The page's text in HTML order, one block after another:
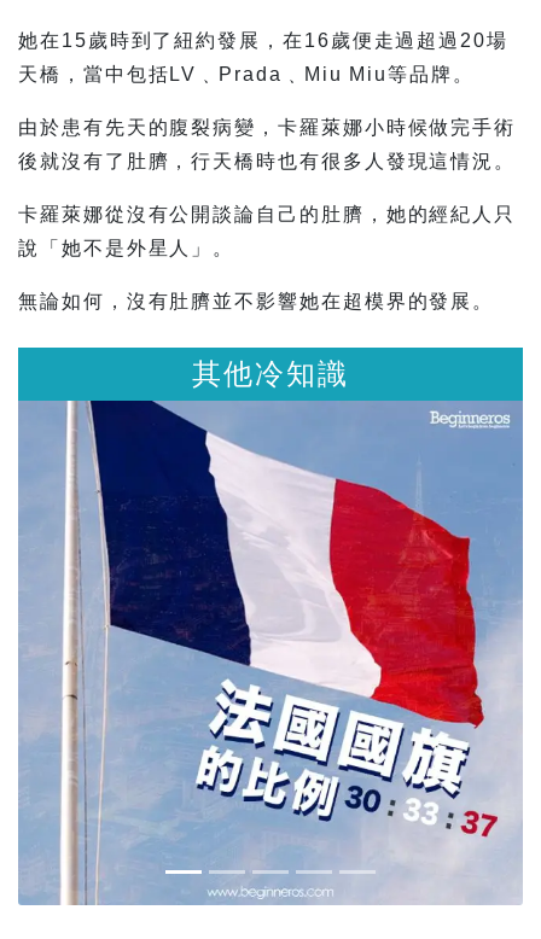
她在15歲時到了紐約發展，在16歲便走過超過20場
天橋，當中包括LV﹑Prada﹑Miu Miu等品牌。
由於患有先天的腹裂病變，卡羅萊娜小時候做完手術
後就沒有了肚臍，行天橋時也有很多人發現這情況。
卡羅萊娜從沒有公開談論自己的肚臍，她的經紀人只
說「她不是外星人」。
無論如何，沒有肚臍並不影響她在超模界的發展。